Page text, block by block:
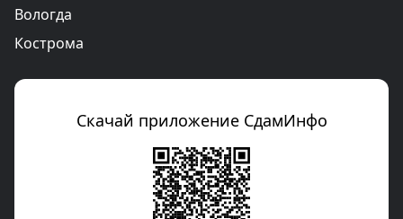
Вологда
Кострома
Скачай приложение СдамИнфо